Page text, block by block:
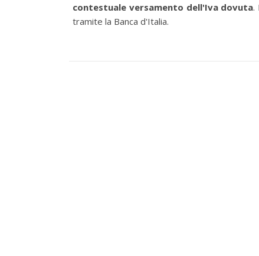
contestuale versamento dell'Iva dovuta.
tramite la Banca d'Italia.